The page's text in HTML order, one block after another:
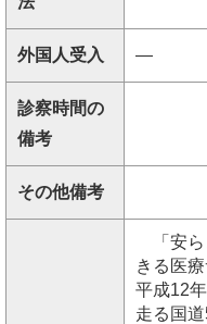
外国人受入 ―
診察時間の
備考
その他備考
「安ら
きる医
平成12
走る国